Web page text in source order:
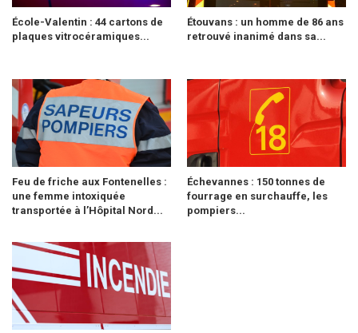
École-Valentin : 44 cartons de
plaques vitrocéramiques...
Étouvans : un homme de 86 ans
retrouvé inanimé dans sa...
Feu de friche aux Fontenelles :
une femme intoxiquée
transportée à l’Hôpital Nord...
Échevannes : 150 tonnes de
fourrage en surchauffe, les
pompiers...